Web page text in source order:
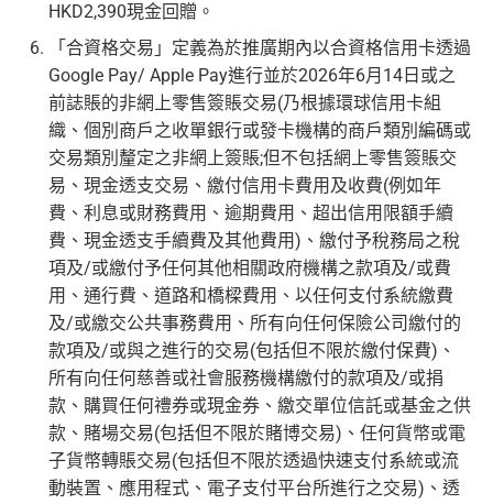
HKD2,390現金回贈。
「合資格交易」定義為於推廣期內以合資格信用卡透過
Google Pay/ Apple Pay進行並於2026年6月14日或之
前誌賬的非網上零售簽賬交易(乃根據環球信用卡組
織、個別商戶之收單銀行或發卡機構的商戶類別編碼或
交易類別釐定之非網上簽賬;但不包括網上零售簽賬交
易、現金透支交易、繳付信用卡費用及收費(例如年
費、利息或財務費用、逾期費用、超出信用限額手續
費、現金透支手續費及其他費用)、繳付予稅務局之稅
項及/或繳付予任何其他相關政府機構之款項及/或費
用、通行費、道路和橋樑費用、以任何支付系統繳費
及/或繳交公共事務費用、所有向任何保險公司繳付的
款項及/或與之進行的交易(包括但不限於繳付保費)、
所有向任何慈善或社會服務機構繳付的款項及/或捐
款、購買任何禮券或現金券、繳交單位信託或基金之供
款、賭場交易(包括但不限於賭博交易)、任何貨幣或電
子貨幣轉賬交易(包括但不限於透過快速支付系統或流
動裝置、應用程式、電子支付平台所進行之交易)、透